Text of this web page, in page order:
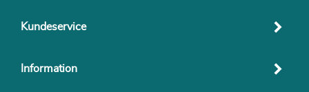
Kundeservice
Information